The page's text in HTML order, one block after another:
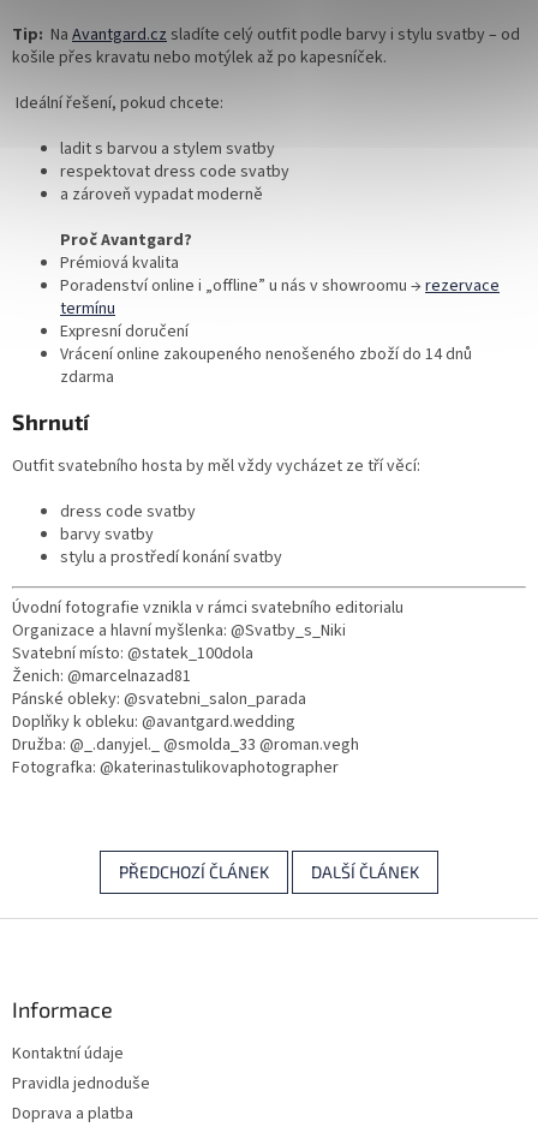
Tip: Na Avantgard.cz sladíte celý outfit podle barvy i stylu svatby – od
košile přes kravatu nebo motýlek až po kapesníček.
Ideální řešení, pokud chcete:
ladit s barvou a stylem svatby
respektovat dress code svatby
a zároveň vypadat moderně
Proč Avantgard?
Prémiová kvalita
Poradenství online i „offline” u nás v showroomu → rezervace
termínu
Expresní doručení
Vrácení online zakoupeného nenošeného zboží do 14 dnů
zdarma
Shrnutí
Outfit svatebního hosta by měl vždy vycházet ze tří věcí:
dress code svatby
barvy svatby
stylu a prostředí konání svatby
Úvodní fotografie vznikla v rámci svatebního editorialu
Organizace a hlavní myšlenka: @Svatby_s_Niki
Svatební místo: @statek_100dola
Ženich: @marcelnazad81
Pánské obleky: @svatebni_salon_parada
Doplňky k obleku: @avantgard.wedding
Družba: @_.danyjel._ @smolda_33 @roman.vegh
Fotografka: @katerinastulikovaphotographer
PŘEDCHOZÍ ČLÁNEK DALŠÍ ČLÁNEK
Informace
Kontaktní údaje
Pravidla jednoduše
Doprava a platba